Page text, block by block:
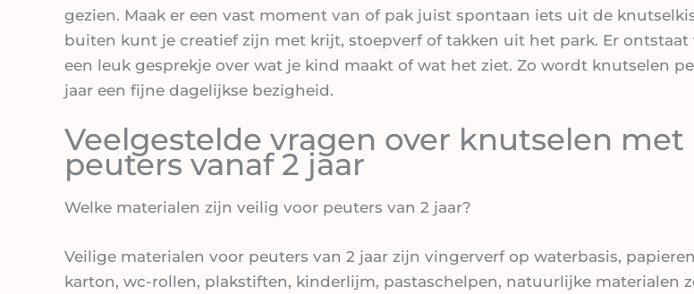
gezien. Maak er een vast moment van of pak juist spontaan iets uit de
buiten kunt je creatief zijn met krijt, stoepverf of takken uit het park. Er ontstaat
een leuk gesprekje over wat je kind maakt of wat het ziet. Zo wordt knutselen
jaar een fijne dagelijkse bezigheid.
Veelgestelde vragen over knutselen met
peuters vanaf 2 jaar
Welke materialen zijn veilig voor peuters van 2 jaar?
Veilige materialen voor peuters van 2 jaar zijn vingerverf op waterbasis,
karton, wc-rollen, plakstiften, kinderlijm, pastaschelpen, natuurlijke materialen